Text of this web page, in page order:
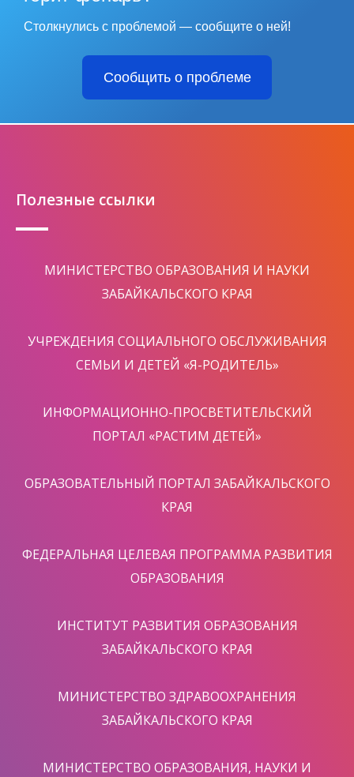
Столкнулись с проблемой — сообщите о ней!
Сообщить о проблеме
Полезные ссылки
МИНИСТЕРСТВО ОБРАЗОВАНИЯ И НАУКИ
ЗАБАЙКАЛЬСКОГО КРАЯ
УЧРЕЖДЕНИЯ СОЦИАЛЬНОГО ОБСЛУЖИВАНИЯ
СЕМЬИ И ДЕТЕЙ «Я-РОДИТЕЛЬ»
ИНФОРМАЦИОННО-ПРОСВЕТИТЕЛЬСКИЙ
ПОРТАЛ «РАСТИМ ДЕТЕЙ»
ОБРАЗОВАТЕЛЬНЫЙ ПОРТАЛ ЗАБАЙКАЛЬСКОГО
КРАЯ
ФЕДЕРАЛЬНАЯ ЦЕЛЕВАЯ ПРОГРАММА РАЗВИТИЯ
ОБРАЗОВАНИЯ
ИНСТИТУТ РАЗВИТИЯ ОБРАЗОВАНИЯ
ЗАБАЙКАЛЬСКОГО КРАЯ
МИНИСТЕРСТВО ЗДРАВООХРАНЕНИЯ
ЗАБАЙКАЛЬСКОГО КРАЯ
МИНИСТЕРСТВО ОБРАЗОВАНИЯ, НАУКИ И